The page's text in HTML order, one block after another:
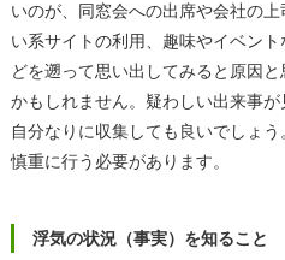
いのが、同窓会への出席や会社の
い系サイトの利用、趣味やイベン
どを遡って思い出してみると原因
かもしれません。疑わしい出来事
自分なりに収集しても良いでしょ
慎重に行う必要があります。
浮気の状況（事実）を知ること